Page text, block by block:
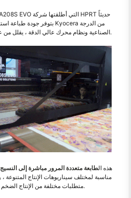
الصناعية ونظام محرك عالي الدقة ، يقلل من عدم التوازن لتحقيق نتائج متفوقة.
هذه الطابعة متعددة المرور مباشرة إلى النسيج
متطلبات مختلفة من الإنتاج الضخم إلى تخصيص الأقمشة المخصصة.